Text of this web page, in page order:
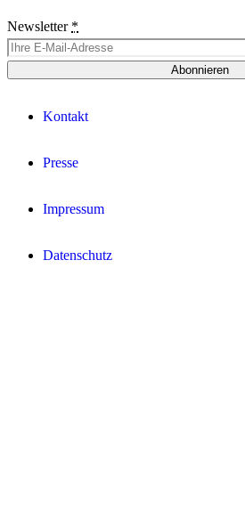
Newsletter *
Abonnieren
Kontakt
Presse
Impressum
Datenschutz­